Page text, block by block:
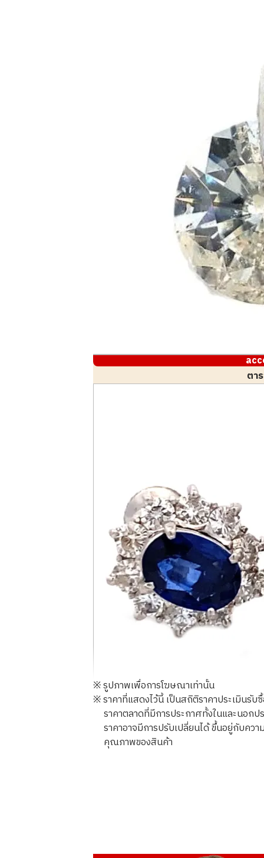
ตา
Platinum (Pt900) earrings
※ รูปภาพเพื่อการโฆษณาเท่านั้น
※ ราคาที่แสดงไว้นี้ เป็นสถิติราคาประเมิน
ราคาตลาดที่มีการประกาศทั้งในและนอก
ราคาอาจมีการปรับเปลี่ยนได้ ขึ้นอยู่กับคว
คุณภาพของสินค้า